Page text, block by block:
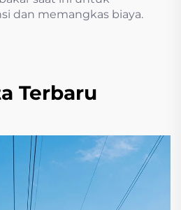
dan memangkas biaya.
Terbaru